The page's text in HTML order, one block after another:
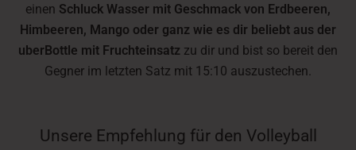
einen Schluck Wasser mit Geschmack von Erdbeeren,
Himbeeren, Mango oder ganz wie es dir beliebt aus der
uberBottle mit Fruchteinsatz zu dir und bist so bereit den
Gegner im letzten Satz mit 15:10 auszustechen.
Unsere Empfehlung für den Volleyball